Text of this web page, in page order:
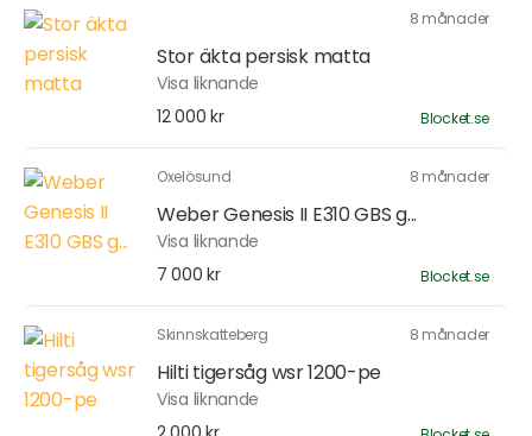
8 månader
Stor äkta persisk matta
Visa liknande
12 000 kr
Blocket.se
Oxelösund 8 månader
Weber Genesis II E310 GBS g...
Visa liknande
7 000 kr
Blocket.se
Skinnskatteberg 8 månader
Hilti tigersåg wsr 1200-pe
Visa liknande